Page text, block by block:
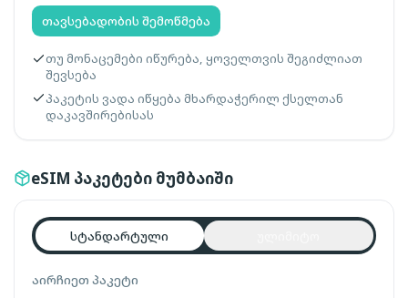
თავსებადობის შემოწმება
თუ მონაცემები იწურება, ყოველთვის შეგიძლიათ
შევსება
პაკეტის ვადა იწყება მხარდაჭერილ ქსელთან
დაკავშირებისას
eSIM პაკეტები მუმბაიში
სტანდარტული
აირჩიეთ პაკეტი